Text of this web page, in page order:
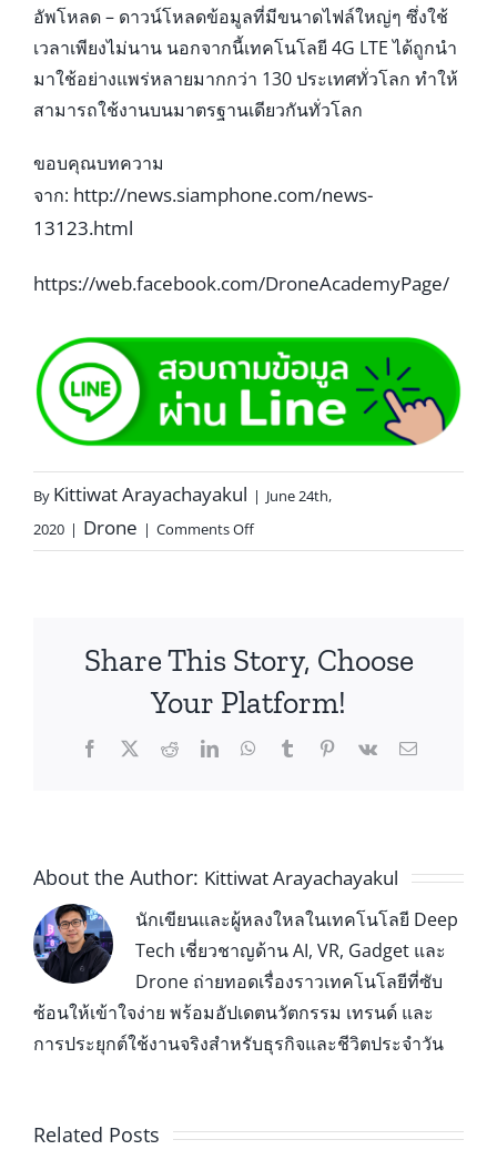
อัพโหลด – ดาวน์โหลดข้อมูลที่มีขนาดไฟล์ใหญ่ๆ ซึ่งใช้
เวลาเพียงไม่นาน นอกจากนี้เทคโนโลยี 4G LTE ได้ถูกนำ
มาใช้อย่างแพร่หลายมากกว่า 130 ประเทศทั่วโลก ทำให้
สามารถใช้งานบนมาตรฐานเดียวกันทั่วโลก
ขอบคุณบทความ
จาก: http://news.siamphone.com/news-
13123.html
https://web.facebook.com/DroneAcademyPage/
By Kittiwat Arayachayakul | June 24th,
2020 | Drone | Comments Off
Share This Story, Choose
Your Platform!
About the Author: Kittiwat Arayachayakul
นักเขียนและผู้หลงใหลในเทคโนโลยี Deep
Tech เชี่ยวชาญด้าน AI, VR, Gadget และ
Drone ถ่ายทอดเรื่องราวเทคโนโลยีที่ซับ
ซ้อนให้เข้าใจง่าย พร้อมอัปเดตนวัตกรรม เทรนด์ และ
การประยุกต์ใช้งานจริงสำหรับธุรกิจและชีวิตประจำวัน
Related Posts